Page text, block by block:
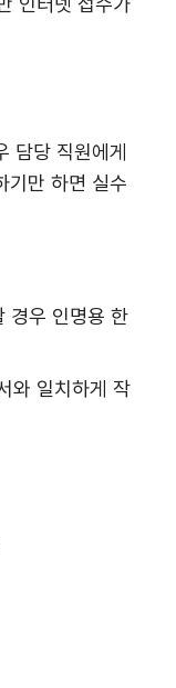
담당 직원에게
기만 하면 실수
경우 인명용 한
와 일치하게 작